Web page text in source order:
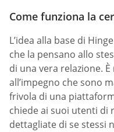
Come funziona la
L’idea alla base di
che la pensano allo
di una vera relazione.
all’impegno che sono
frivola di una
chiede ai suoi utenti di
dettagliate di se stessi